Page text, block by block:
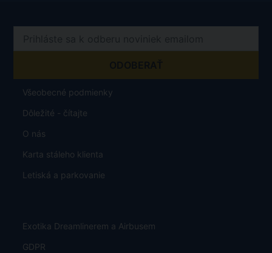
Všeobecné podmienky
Dôležité - čítajte
O nás
Karta stáleho klienta
Letiská a parkovanie
Exotika Dreamlinerem a Airbusem
GDPR